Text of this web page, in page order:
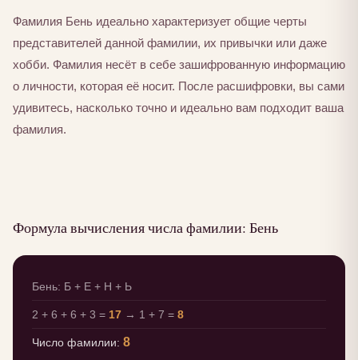
Фамилия Бень идеально характеризует общие черты
представителей данной фамилии, их привычки или даже
хобби. Фамилия несёт в себе зашифрованную информацию
о личности, которая её носит. После расшифровки, вы сами
удивитесь, насколько точно и идеально вам подходит ваша
фамилия.
Формула вычисления числа фамилии: Бень
Бень: Б + Е + Н + Ь
2 + 6 + 6 + 3 = 17 → 1 + 7 = 8
Число фамилии: 8